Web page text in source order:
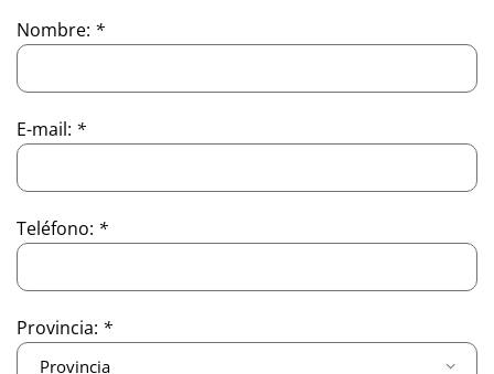
Nombre: *
E-mail: *
Teléfono: *
Provincia: *